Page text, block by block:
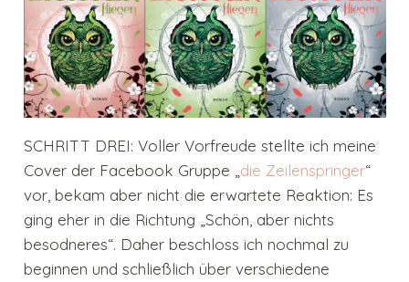
SCHRITT DREI: Voller Vorfreude stellte ich meine
Cover der Facebook Gruppe „ die Zeilenspringer“
vor, bekam aber nicht die erwartete Reaktion: Es
ging eher in die Richtung „Schön, aber nichts
besodneres“. Daher beschloss ich nochmal zu
beginnen und schließlich über verschiedene